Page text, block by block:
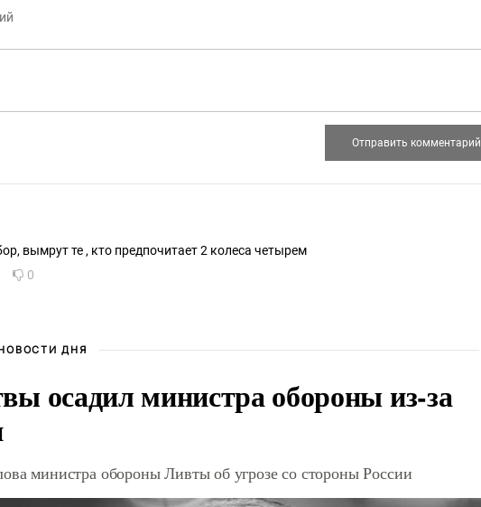
вымрут те , кто предпочитает 2 колеса четырем
0
ДНЯ
осадил министра обороны из-за
министра обороны Ливты об угрозе со стороны России